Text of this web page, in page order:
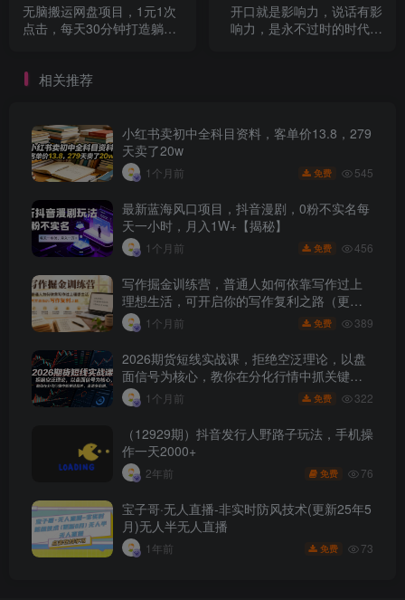
无脑搬运网盘项目，1元1次
点击，每天30分钟打造躺赚
开口就是影响力，说话有影
响力，是永不过时的时代红
相关推荐
小红书卖初中全科目资料，客单价13.8，279
天卖了20w
1个月前 免费 545
最新蓝海风口项目，抖音漫剧，0粉不实名每
天一小时，月入1W+【揭秘】
1个月前 免费 456
写作掘金训练营，普通人如何依靠写作过上
理想生活，可开启你的写作复利之路（更新6
月） 1个月前 免费 389
2026期货短线实战课，拒绝空泛理论，以盘
面信号为核心，教你在分化行情中抓关键品
种、避诱多陷阱
1个月前 免费 322
（12929期）抖音发行人野路子玩法，手机操
作一天2000+
2年前 免费 76
宝子哥·无人直播-非实时防风技术(更新25年5
月)无人半无人直播
1年前 免费 73